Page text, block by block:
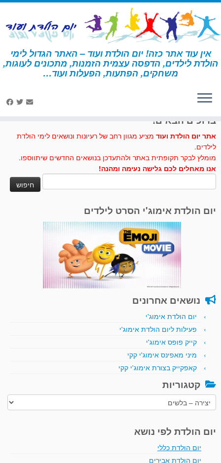
דלג
לתוכן
אין עוד אתר כזה! יום הולדת ועוד – האתר הגדול לימי
הולדת לילדים, הדפסה עצמית הזמנות, מתכונים לעוגות,
משחקים, הפתעות, הפעלות ועוד… דף הבית » בלשים » יצירה – בלשים
ברוכים הבאים!
אתר יום הולדת ועוד מציע מגוון רחב של רעיונות ונושאים לימי הולדת
לילדים.
מומלץ לבקר תקופתית באתר ולהתעדכן בנושאים החדשים שיתווספו.
אנו מאחלים לכם גלישה נעימה ומהנה!
יום הולדת אימוג'י הסרט לילדים
נושאים אחרונים
יום הולדת אימוג'י
פעילות ליום הולדת אימוג'י
קייק פופס אימוג'י
מיני מאפינס אימוג'י קקי
קאפקייק בצורת אימוג'י קקי
קטגוריות
קטגוריות
יום הולדת לפי נושא
יום הולדת כללי
יום הולדת אבירים